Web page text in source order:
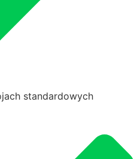
standardowych